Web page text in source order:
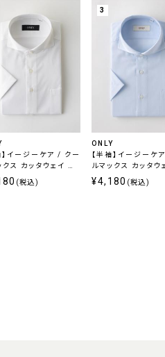
】イージーケア / クー
クス カッタウェイ ス
ボタン付き
(税込)
3
ONLY
【半袖】イージーケ
ルマックス カッタウ
ナップボタン付き
¥4,180 (税込)